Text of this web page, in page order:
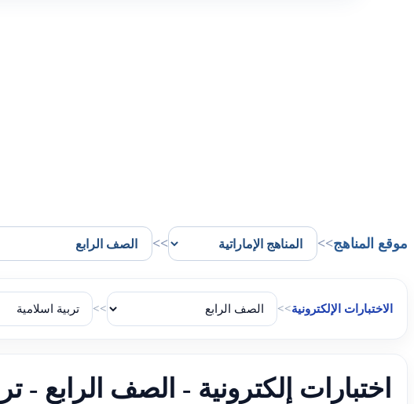
موقع المناهج>>
>>
الاختبارات الإلكترونية>>
>>
اختبارات إلكترونية - الصف الرابع -